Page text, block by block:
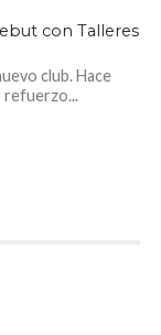
con Talleres
club. Hace
refuerzo...